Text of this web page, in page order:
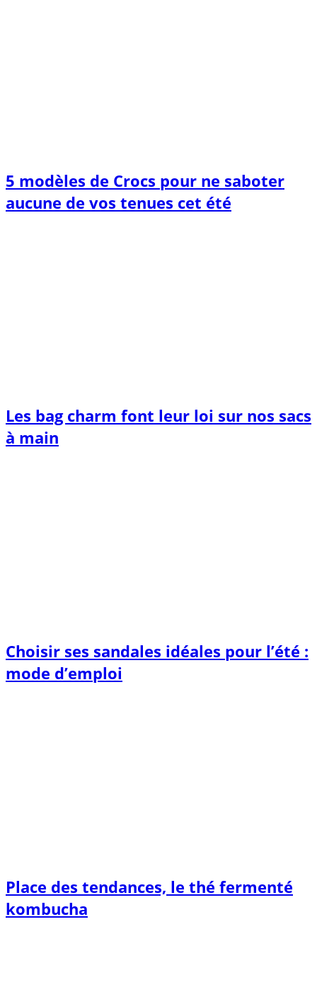
5 modèles de Crocs pour ne saboter
aucune de vos tenues cet été
Les bag charm font leur loi sur nos sacs
à main
Choisir ses sandales idéales pour l’été :
mode d’emploi
Place des tendances, le thé fermenté
kombucha